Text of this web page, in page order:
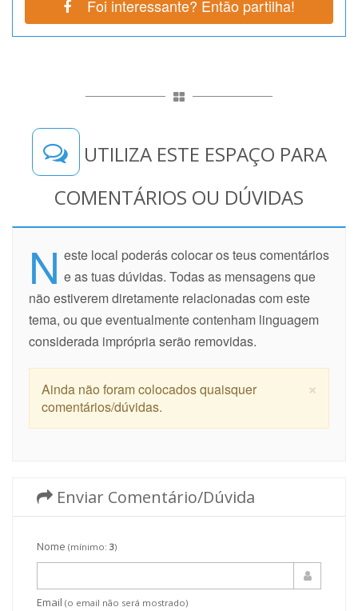
Foi interessante? Então partilha!
UTILIZA ESTE ESPAÇO PARA
COMENTÁRIOS OU DÚVIDAS
N este local poderás colocar os teus comentários
e as tuas dúvidas. Todas as mensagens que
não estiverem diretamente relacionadas com este
tema, ou que eventualmente contenham linguagem
considerada imprópria serão removidas.
×
Ainda não foram colocados quaisquer
comentários/dúvidas.
Enviar Comentário/Dúvida
Nome (mínimo: 3)
Email (o email não será mostrado)